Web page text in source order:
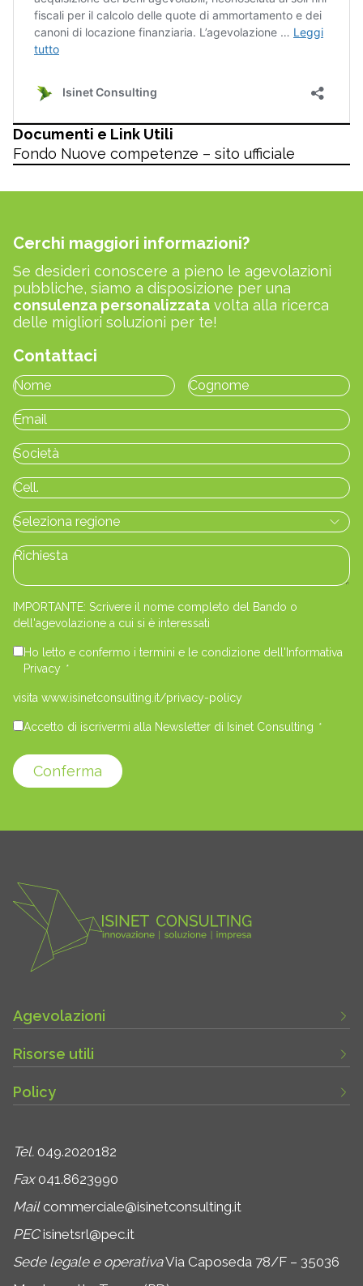
Documenti e Link Utili
Fondo Nuove competenze – sito ufficiale
Cerchi maggiori informazioni?
Se desideri conoscere a pieno le agevolazioni
pubbliche, siamo a disposizione per una
consulenza personalizzata volta alla ricerca
delle migliori soluzioni per te!
Contattaci
IMPORTANTE: Scrivere il nome completo del Bando o
dell'agevolazione a cui si è interessati
Ho letto e confermo i termini e le condizione dell'Informativa
Privacy *
visita www.isinetconsulting.it/privacy-policy
Accetto di iscrivermi alla Newsletter di Isinet Consulting *
Conferma
Agevolazioni
Risorse utili
Policy
Tel. 049.2020182
Fax041.8623990
Mailcommerciale@isinetconsulting.it
PECisinetsrl@pec.it
Sede legale e operativaVia Caposeda 78/F – 35036